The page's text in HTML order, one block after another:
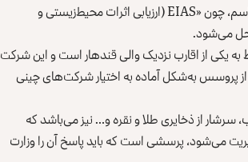
شرکت‌هایی که در قسمت استخراج معادن تجربه دارند را فهرست‌وار می‌شناسم، چون «EIAS (ارزیابی اثرات محیط‌زیستی و
می‌شود.
یکی از اقارب نزدیک والی قندهار است و این شرکت
پروسس به‌شکل آماده به اختیار شرکت‌های چینی
از ذخایری طلا و نقره و… نیز می‌باشد که
می‌شود، پرسشی است که باید پاسخ آن را وزارت